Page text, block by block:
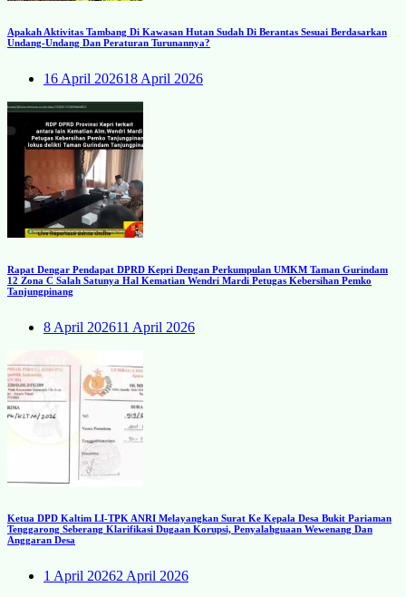
Apakah Aktivitas Tambang Di Kawasan Hutan Sudah Di Berantas Sesuai Berdasarkan
Undang-Undang Dan Peraturan Turunannya?
16 April 202618 April 2026
Rapat Dengar Pendapat DPRD Kepri Dengan Perkumpulan UMKM Taman Gurindam
12 Zona C Salah Satunya Hal Kematian Wendri Mardi Petugas Kebersihan Pemko
Tanjungpinang
8 April 202611 April 2026
Ketua DPD Kaltim LI-TPK ANRI Melayangkan Surat Ke Kepala Desa Bukit Pariaman
Tenggarong Seberang Klarifikasi Dugaan Korupsi, Penyalahguaan Wewenang Dan
Anggaran Desa
1 April 20262 April 2026